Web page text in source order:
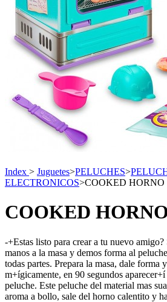
Index > Juguetes>PELUCHES>
ELECTRONICOS>COOKED
COOKED
-+Estas listo para crear a tu nuevo
manos a la masa y demos forma al
todas partes. Prepara la masa, dale forma
m+ígicamente, en 90 segundos
peluche. Este peluche del material mas
aroma a bollo, sale del horno calentito y